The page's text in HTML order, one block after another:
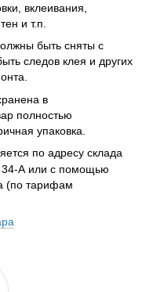
вклеивания,
и т.п.
быть сняты с
следов клея и других
в
полностью
упаковка.
по адресу склада
34-А или с помощью
(по тарифам